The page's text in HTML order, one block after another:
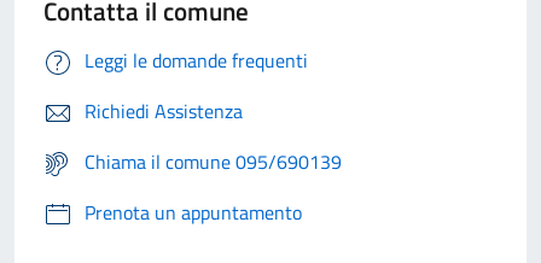
Contatta il comune
Leggi le domande frequenti
Richiedi Assistenza
Chiama il comune 095/690139
Prenota un appuntamento